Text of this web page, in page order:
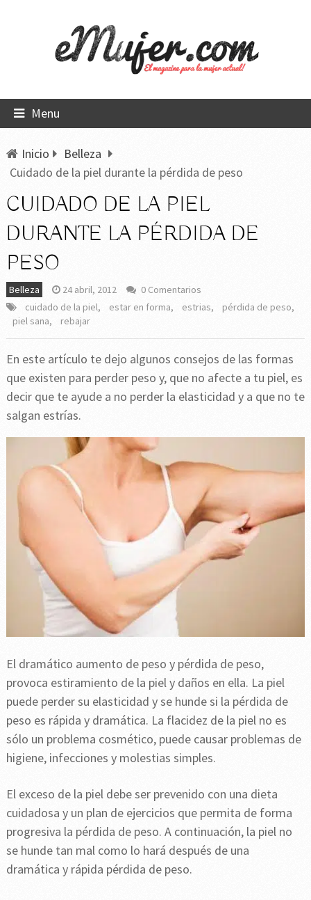
Menu
Inicio
Belleza
Cuidado de la piel durante la pérdida de peso
CUIDADO DE LA PIEL
DURANTE LA PÉRDIDA DE
PESO
Belleza 24 abril, 2012
0 Comentarios
cuidado de la piel, estar en forma, estrias, pérdida de peso,
piel sana, rebajar
En este artículo te dejo algunos consejos de las formas
que existen para perder peso y, que no afecte a tu piel, es
decir que te ayude a no perder la elasticidad y a que no te
salgan estrías.
El dramático aumento de peso y pérdida de peso,
provoca estiramiento de la piel y daños en ella. La piel
puede perder su elasticidad y se hunde si la pérdida de
peso es rápida y dramática. La flacidez de la piel no es
sólo un problema cosmético, puede causar problemas de
higiene, infecciones y molestias simples.
El exceso de la piel debe ser prevenido con una dieta
cuidadosa y un plan de ejercicios que permita de forma
progresiva la pérdida de peso. A continuación, la piel no
se hunde tan mal como lo hará después de una
dramática y rápida pérdida de peso.